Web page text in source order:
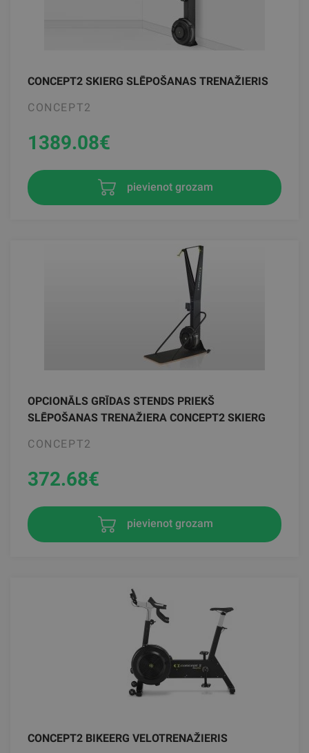
CONCEPT2 SKIERG SLĒPOŠANAS TRENAŽIERIS
CONCEPT2
1389.08€
pievienot grozam
OPCIONĀLS GRĪDAS STENDS PRIEKŠ
SLĒPOŠANAS TRENAŽIERA CONCEPT2 SKIERG
CONCEPT2
372.68€
pievienot grozam
CONCEPT2 BIKEERG VELOTRENAŽIERIS